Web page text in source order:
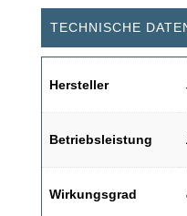
TECHNISCHE
Hersteller
Betriebsleistung
Wirkungsgrad